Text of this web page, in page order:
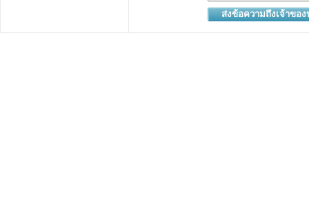
ส่งข้อความถึงเจ้าของ